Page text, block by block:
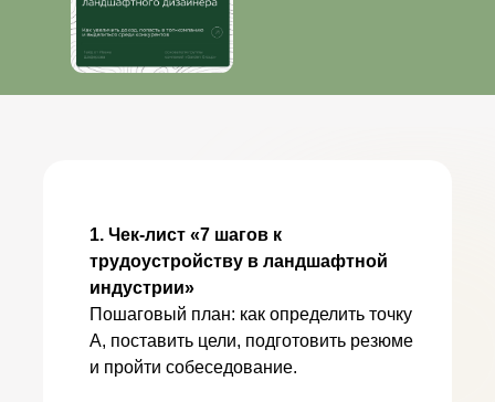
1. Чек-лист «7 шагов к
трудоустройству в ландшафтной
индустрии»
Пошаговый план: как определить точку
А, поставить цели, подготовить резюме
и пройти собеседование.